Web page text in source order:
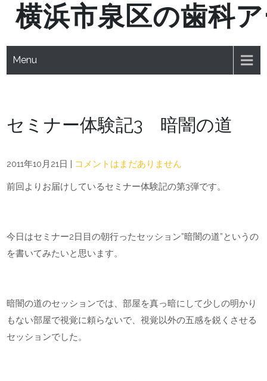
Skip横浜市泉区の歯科
Menu
セミナー体験記3 暗闇の道
2011年10月21日 | コメントはまだありません
前回よりお届けしているセミナー体験記の第3弾です。
今日はセミナー2日目の朝行ったセッション”暗闇の道”というの
を書いてみたいと思います。
暗闇の道のセッションでは、部屋を真っ暗にして少しの明かり
もない部屋で視覚に頼らないで、視覚以外の五感を鋭くさせる
セッションでした。